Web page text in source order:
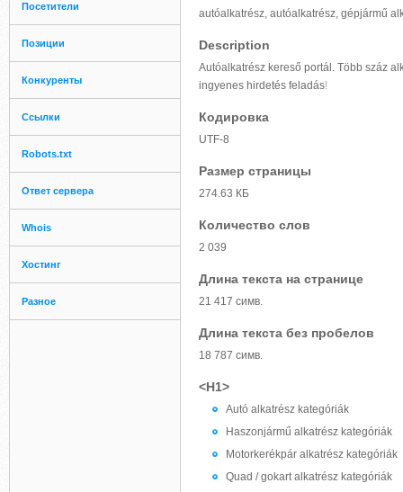
Посетители
Позиции
Конкуренты
Ссылки
Robots.txt
Ответ сервера
Whois
Хостинг
Разное
autóalkatrész, autóalkatrész, gépjármű
Description
Autóalkatrész kereső portál. Több száz
ingyenes hirdetés feladás!
Кодировка
UTF-8
Размер страницы
274.63 КБ
Количество слов
2 039
Длина текста на странице
21 417 симв.
Длина текста без пробелов
18 787 симв.
<H1>
Autó alkatrész kategóriák
Haszonjármű alkatrész kategóriák
Motorkerékpár alkatrész kategóriák
Quad / gokart alkatrész kategóriák